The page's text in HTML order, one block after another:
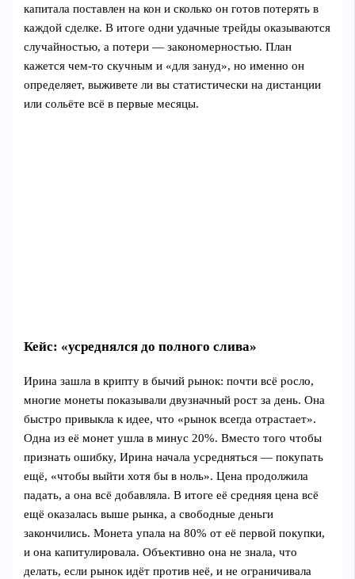
капитала поставлен на кон и сколько он готов потерять в
каждой сделке. В итоге одни удачные трейды оказываются
случайностью, а потери — закономерностью. План
кажется чем‑то скучным и «для зануд», но именно он
определяет, выживете ли вы статистически на дистанции
или сольёте всё в первые месяцы.
Кейс: «усреднялся до полного слива»
Ирина зашла в крипту в бычий рынок: почти всё росло,
многие монеты показывали двузначный рост за день. Она
быстро привыкла к идее, что «рынок всегда отрастает».
Одна из её монет ушла в минус 20%. Вместо того чтобы
признать ошибку, Ирина начала усредняться — покупать
ещё, «чтобы выйти хотя бы в ноль». Цена продолжила
падать, а она всё добавляла. В итоге её средняя цена всё
ещё оказалась выше рынка, а свободные деньги
закончились. Монета упала на 80% от её первой покупки,
и она капитулировала. Объективно она не знала, что
делать, если рынок идёт против неё, и не ограничивала